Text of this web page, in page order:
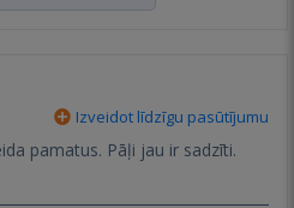
Izveidot līdzīgu pasūtījumu
pamatus. Pāļi jau ir sadzīti.